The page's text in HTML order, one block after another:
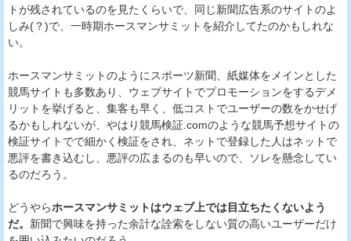
トが残されているのを見たくらいで、同じ新聞広告系のサイトのよ
しみ(？)で、一時期ホースマンサミットを紹介してたのかもしれな
い。
ホースマンサミットのようにスポーツ新聞、紙媒体をメインとした
競馬サイトも多数あり、ウェブサイトでプロモーションをするデメ
リットを挙げると、集客も早く、低コストでユーザーの数をかせげ
るかもしれないが、やはり競馬検証.comのような競馬予想サイトの
検証サイトでで細かく検証をされ、ネットで登録した人はネットで
悪評を書き込むし、悪評の広まるのも早いので、ソレを懸念してい
るのだろう。
どうやらホースマンサミットはウェブ上では目立ちたくないよう
だ。 新聞で興味を持った余計な詮索をしない質の高いユーザーだけ